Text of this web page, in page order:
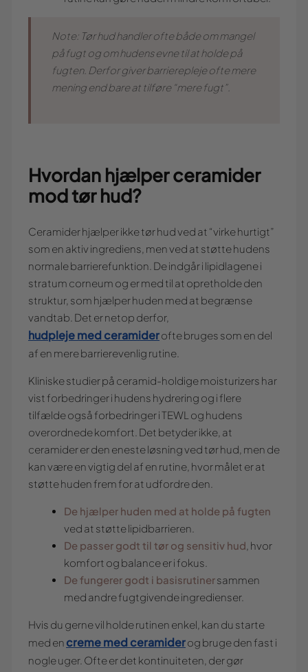
Note: Tør hud handler ofte både om mangel
på fugt og om hudens evne til at holde på
fugten. Derfor giver barrierepleje ofte mere
mening end bare at tilføre “mere fugt”.
Hvordan hjælper ceramider
mod tør hud?
Ceramider hjælper ikke tør hud ved at “virke hurtigt”
som en aktiv ingrediens, men ved at støtte hudens
normale barrierefunktion. De indgår i lipidlagene i
stratum corneum og er med til at opretholde den
struktur, som hjælper huden med at begrænse
vandtab. Det er netop derfor,
hudpleje med ceramiderofte bruges som en del
af en mere barrierevenlig rutine.
Kliniske studier på ceramid-holdige moisturizers har
vist forbedringer i hudens hydrering og i flere
tilfælde også forbedringer i TEWL og hudens
overordnede komfort. Det betyder ikke, at
ceramider er den eneste løsning ved tør hud, men de
kan være en vigtig del af en rutine, hvor målet er at
støtte huden frem for at udfordre den.
De hjælper huden med at holde på fugten
ved at støtte lipidbarrieren.
De passer godt til tør og sensitiv hud , hvor
komfort og balance er i fokus.
De fungerer godt i basisrutinersammen
med andre fugtgivende ingredienser.
Hvis du gerne vil holde rutinen enkel, kan du starte
med en creme med ceramiderog bruge den fast i
nogle uger. Ofte er det kontinuiteten, der gør